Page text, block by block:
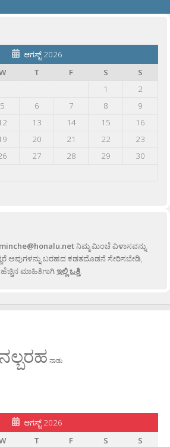
ಆಗಸ್ಟ್ 2026
T F S
S
1
2
5 6 7 8
9
13 14 15
16
20 21 22
23
27 28 29
30
minche@honalu.netನಿಮ್ಮ ಮಿಂಚೆ ವಿಳಾಸವನ್ನು
ಅವುಗಳನ್ನು ಬರಹದ ಕಡತದೊಡನೆ ಸೇರಿಸಬೇಡಿ,
ಮಾಹಿತಿಗಾಗಿಇಲ್ಲಿ ಒತ್ತಿ.
ನಲ್ಬರಹ ನಾಡು
ಆಗಸ್ಟ್ 2026
T F S
S